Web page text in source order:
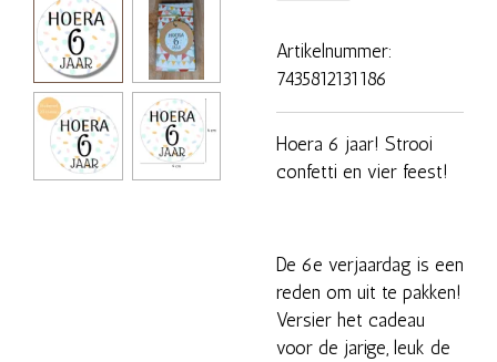
Artikelnummer:
7435812131186
Hoera 6 jaar! Strooi
confetti en vier feest!
De 6e verjaardag is een
reden om uit te pakken!
Versier het cadeau
voor de jarige, leuk de